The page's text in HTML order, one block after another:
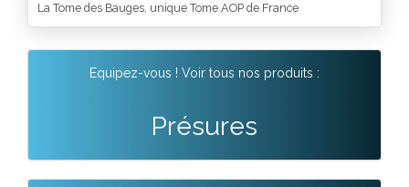
La Tome des Bauges, unique Tome AOP de France
Equipez-vous ! Voir tous nos produits :
Présures